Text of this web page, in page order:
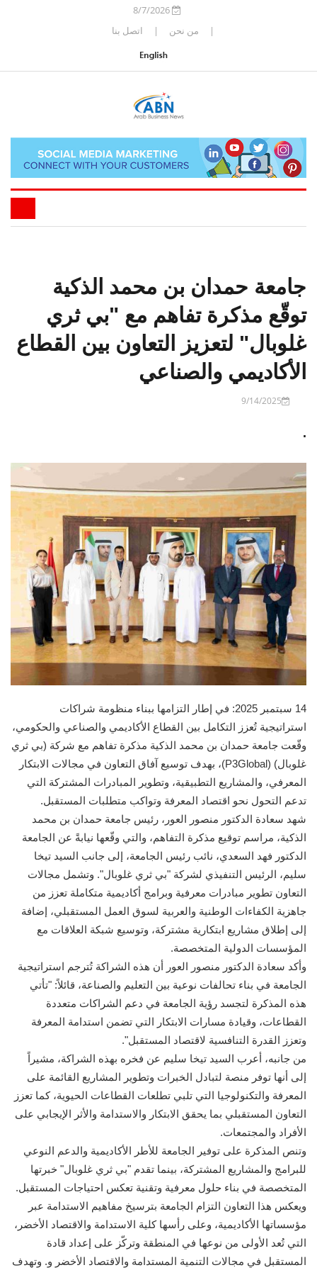
8/7/2026
|
من نحن | اتصل بنا
جامعة حمدان بن محمد الذكية
توقّع مذكرة تفاهم مع "بي ثري
غلوبال" لتعزيز التعاون بين القطاع
الأكاديمي والصناعي
9/14/2025
.
14 سبتمبر 2025: في إطار التزامها ببناء منظومة شراكات
استراتيجية تُعزز التكامل بين القطاع الأكاديمي والصناعي والحكومي،
وقّعت جامعة حمدان بن محمد الذكية مذكرة تفاهم مع شركة (بي ثري
غلوبال) (P3Global)، بهدف توسيع آفاق التعاون في مجالات الابتكار
المعرفي، والمشاريع التطبيقية، وتطوير المبادرات المشتركة التي
تدعم التحول نحو اقتصاد المعرفة وتواكب متطلبات المستقبل.
شهد سعادة الدكتور منصور العور، رئيس جامعة حمدان بن محمد
الذكية، مراسم توقيع مذكرة التفاهم، والتي وقّعها نيابةً عن الجامعة
الدكتور فهد السعدي، نائب رئيس الجامعة، إلى جانب السيد تيخا
سليم، الرئيس التنفيذي لشركة "بي ثري غلوبال". وتشمل مجالات
التعاون تطوير مبادرات معرفية وبرامج أكاديمية متكاملة تعزز من
جاهزية الكفاءات الوطنية والعربية لسوق العمل المستقبلي، إضافة
إلى إطلاق مشاريع ابتكارية مشتركة، وتوسيع شبكة العلاقات مع
المؤسسات الدولية المتخصصة.
وأكد سعادة الدكتور منصور العور أن هذه الشراكة تُترجم استراتيجية
الجامعة في بناء تحالفات نوعية بين التعليم والصناعة، قائلاً: "تأتي
هذه المذكرة لتجسد رؤية الجامعة في دعم الشراكات متعددة
القطاعات، وقيادة مسارات الابتكار التي تضمن استدامة المعرفة
وتعزز القدرة التنافسية لاقتصاد المستقبل".
من جانبه، أعرب السيد تيخا سليم عن فخره بهذه الشراكة، مشيراً
إلى أنها توفر منصة لتبادل الخبرات وتطوير المشاريع القائمة على
المعرفة والتكنولوجيا التي تلبي تطلعات القطاعات الحيوية، كما تعزز
التعاون المستقبلي بما يحقق الابتكار والاستدامة والأثر الإيجابي على
الأفراد والمجتمعات.
وتنص المذكرة على توفير الجامعة للأطر الأكاديمية والدعم النوعي
للبرامج والمشاريع المشتركة، بينما تقدم "بي ثري غلوبال" خبرتها
المتخصصة في بناء حلول معرفية وتقنية تعكس احتياجات المستقبل.
ويعكس هذا التعاون التزام الجامعة بترسيخ مفاهيم الاستدامة عبر
مؤسساتها الأكاديمية، وعلى رأسها كلية الاستدامة والاقتصاد الأخضر،
التي تُعد الأولى من نوعها في المنطقة وتركّز على إعداد قادة
المستقبل في مجالات التنمية المستدامة والاقتصاد الأخضر و. وتهدف